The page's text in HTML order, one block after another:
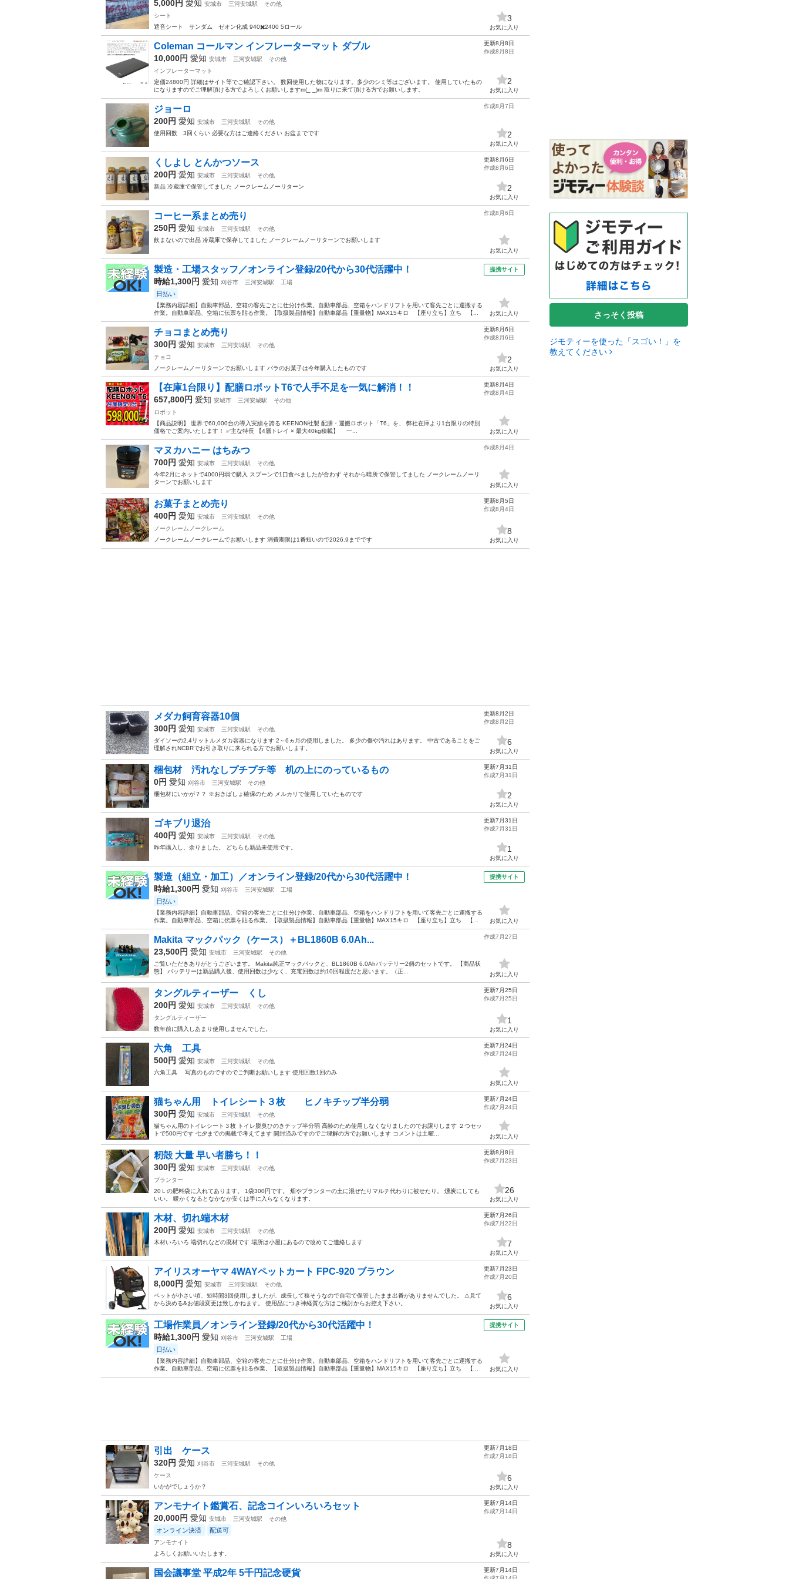
5,000円 愛知 安城市 三河安城駅
その他
シート
遮音シート サンダム ゼオン化成 940✖️2400 5ロール
3
お気に入り
Coleman コールマン インフレーターマット ダブル
10,000円 愛知 安城市 三河安城駅
その他
インフレーターマット
定価24800円 詳細はサイト等でご確認下さい。 数回使用した物になります。多少のシミ等はございます。 使用していたもの
になりますのでご理解頂ける方でよろしくお願いしますm(_ _)m 取りに来て頂ける方でお願いします。
更新8月8日
作成8月8日
2
お気に入り
ジョーロ
200円 愛知 安城市 三河安城駅
その他
使用回数 3回くらい 必要な方はご連絡ください お盆までです
作成8月7日
2
お気に入り
くしよし とんかつソース
200円 愛知 安城市 三河安城駅
その他
新品 冷蔵庫で保管してました ノークレームノーリターン
更新8月6日
作成8月6日
2
お気に入り
コーヒー系まとめ売り
250円 愛知 安城市 三河安城駅
その他
飲まないので出品 冷蔵庫で保存してました ノークレームノーリターンでお願いします
作成8月6日
お気に入り
製造・工場スタッフ／オンライン登録/20代から30代活躍中！
時給1,300円 愛知 刈谷市 三河安城駅 工場
日払い
【業務内容詳細】自動車部品、空箱の客先ごとに仕分け作業。自動車部品、空箱をハンドリフトを用いて客先ごとに運搬する
作業。自動車部品、空箱に伝票を貼る作業。【取扱製品情報】自動車部品【重量物】MAX15キロ 【座り立ち】立ち 【...
提携サイト
お気に入り
チョコまとめ売り
300円 愛知 安城市 三河安城駅
その他
チョコ
ノークレームノーリターンでお願いします バラのお菓子は今年購入したものです
更新8月6日
作成8月6日
2
お気に入り
【在庫1台限り】配膳ロボットT6で人手不足を一気に解消！！
657,800円 愛知 安城市 三河安城駅
その他
ロボット
【商品説明】 世界で60,000台の導入実績を誇る KEENON社製 配膳・運搬ロボット「T6」を、 弊社在庫より1台限りの特別
価格でご案内いたします！ ✅主な特長 【4層トレイ × 最大40kg積載】 一...
更新8月4日
作成8月4日
お気に入り
マヌカハニー はちみつ
700円 愛知 安城市 三河安城駅
その他
今年2月にネットで4000円弱で購入 スプーンで1口食べましたが合わず それから暗所で保管してました ノークレームノーリ
ターンでお願いします
作成8月4日
お気に入り
お菓子まとめ売り
400円 愛知 安城市 三河安城駅
その他
ノークレームノークレーム
ノークレームノークレームでお願いします 消費期限は1番短いので2026.9までです
更新8月5日
作成8月4日
8
お気に入り
メダカ飼育容器10個
300円 愛知 安城市 三河安城駅
その他
ダイソーの2.4リットルメダカ容器になります 2～6ヵ月の使用しました。 多少の傷や汚れはあります。 中古であることをご
理解されNCBRでお引き取りに来られる方でお願いします。
更新8月2日
作成8月2日
6
お気に入り
梱包材 汚れなしプチプチ等 机の上にのっているもの
0円 愛知 刈谷市 三河安城駅
その他
梱包材にいかが？？ ※おきばしょ確保のため メルカリで使用していたものです
更新7月31日
作成7月31日
2
お気に入り
ゴキブリ退治
400円 愛知 安城市 三河安城駅
その他
昨年購入し、余りました。 どちらも新品未使用です。
更新7月31日
作成7月31日
1
お気に入り
製造（組立・加工）／オンライン登録/20代から30代活躍中！
時給1,300円 愛知 刈谷市 三河安城駅 工場
日払い
【業務内容詳細】自動車部品、空箱の客先ごとに仕分け作業。自動車部品、空箱をハンドリフトを用いて客先ごとに運搬する
作業。自動車部品、空箱に伝票を貼る作業。【取扱製品情報】自動車部品【重量物】MAX15キロ 【座り立ち】立ち 【...
提携サイト
お気に入り
Makita マックパック（ケース）＋BL1860B 6.0Ah...
23,500円 愛知 安城市 三河安城駅
その他
ご覧いただきありがとうございます。 Makita純正マックパックと、BL1860B 6.0Ahバッテリー2個のセットです。 【商品状
態】 バッテリーは新品購入後、使用回数は少なく、充電回数は約10回程度だと思います。（正...
作成7月27日
お気に入り
タングルティーザー くし
200円 愛知 安城市 三河安城駅
その他
タングルティーザー
数年前に購入しあまり使用しませんでした。
更新7月25日
作成7月25日
1
お気に入り
六角 工具
500円 愛知 安城市 三河安城駅
その他
六角工具 写真のものですのでご判断お願いします 使用回数1回のみ
更新7月24日
作成7月24日
お気に入り
猫ちゃん用 トイレシート３枚 ヒノキチップ半分弱
300円 愛知 安城市 三河安城駅
その他
猫ちゃん用のトイレシート３枚 トイレ脱臭ひのきチップ半分弱 高齢のため使用しなくなりましたのでお譲りします ２つセッ
トで500円です 七夕までの掲載で考えてます 開封済みですのでご理解の方でお願いします コメントは土曜...
更新7月24日
作成7月24日
お気に入り
籾殻 大量 早い者勝ち！！
300円 愛知 安城市 三河安城駅
その他
プランター
20Ｌの肥料袋に入れてあります。 1袋300円です。 畑やプランターの土に混ぜたりマルチ代わりに被せたり。 燻炭にしても
いい。 暖かくなるとなかなか安くは手に入らなくなります。
更新8月8日
作成7月23日
26
お気に入り
木材、切れ端木材
200円 愛知 安城市 三河安城駅
その他
木材いろいろ 端切れなどの廃材です 場所は小屋にあるので改めてご連絡します
更新7月26日
作成7月22日
7
お気に入り
アイリスオーヤマ 4WAYペットカート FPC-920 ブラウン
8,000円 愛知 安城市 三河安城駅
その他
ペットが小さい頃、短時間3回使用しましたが、成長して狭そうなので自宅で保管したまま出番がありませんでした。 ⚠︎見て
から決める&お値段変更は致しかねます。 使用品につき神経質な方はご検討からお控え下さい。
更新7月23日
作成7月20日
6
お気に入り
工場作業員／オンライン登録/20代から30代活躍中！
時給1,300円 愛知 刈谷市 三河安城駅 工場
日払い
【業務内容詳細】自動車部品、空箱の客先ごとに仕分け作業。自動車部品、空箱をハンドリフトを用いて客先ごとに運搬する
作業。自動車部品、空箱に伝票を貼る作業。【取扱製品情報】自動車部品【重量物】MAX15キロ 【座り立ち】立ち 【...
提携サイト
お気に入り
引出 ケース
320円 愛知 刈谷市 三河安城駅
その他
ケース
いかがでしょうか？
更新7月18日
作成7月18日
6
お気に入り
アンモナイト鑑賞石、記念コインいろいろセット
20,000円 愛知 安城市 三河安城駅 その他
オンライン決済 配送可
アンモナイト
よろしくお願いいたします。
更新7月14日
作成7月14日
8
お気に入り
国会議事堂 平成2年 5千円記念硬貨
更新7月14日
さっそく投稿
ジモティーを使った「スゴい！」を
教えてください